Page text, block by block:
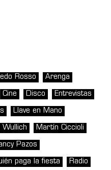
Rosso Arenga
Cine Disco Entrevistas
Llave en Mano
Wullich Martín Ciccioli
Pazos
paga la fiesta Radio